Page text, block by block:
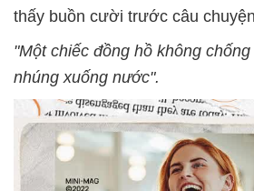
thấy buồn cười trước câu
"Một chiếc đồng hồ không
nhúng xuống nước".